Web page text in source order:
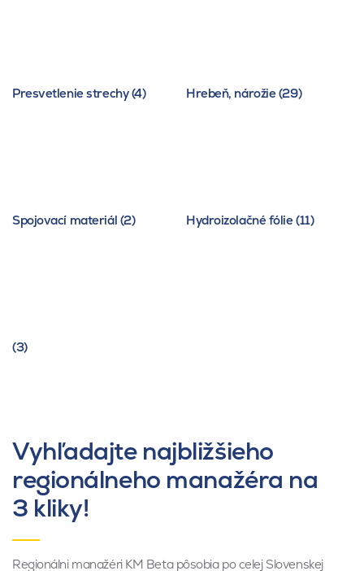
Presvetlenie strechy (4) Hrebeň, nárožie (29)
Spojovací materiál (2) Hydroizolačné fólie (11)
(3)
Vyhľadajte najbližšieho
regionálneho manažéra na
3 kliky!
Regionálni manažéri KM Beta pôsobia po celej Slovenskej